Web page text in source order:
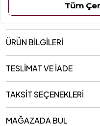
ÜRÜN BİLGİLERİ
TESLİMAT VE İADE
TAKSİT SEÇENEKLERİ
MAĞAZADA BUL